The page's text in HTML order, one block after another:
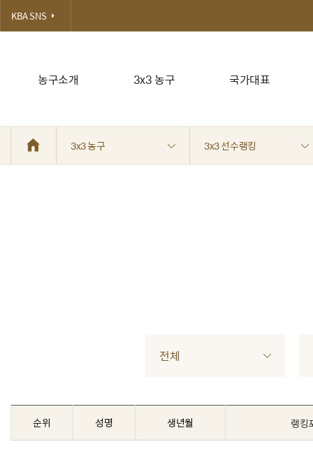
농구소개 3x3 농구 국가대표
KBA SNS
3x3 농구 3x3 선수랭킹
전체
순위 성명 생년월 랭킹